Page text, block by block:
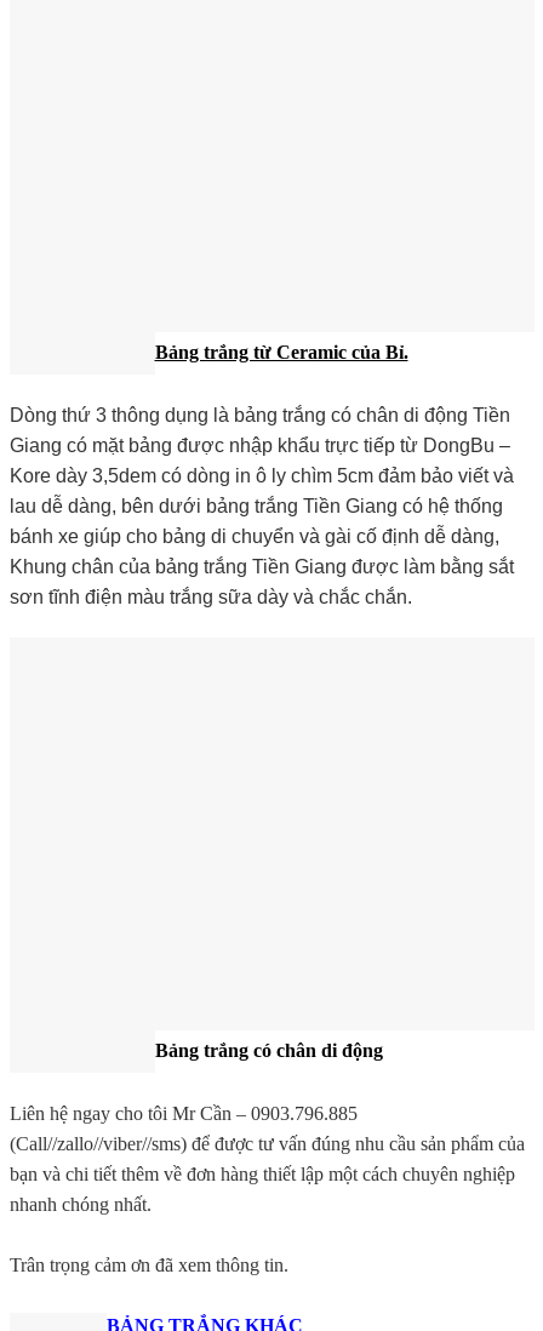
Bảng trắng từ Ceramic của Bỉ.
Dòng thứ 3 thông dụng là bảng trắng có chân di động Tiền
Giang có mặt bảng được nhập khẩu trực tiếp từ DongBu –
Kore dày 3,5dem có dòng in ô ly chìm 5cm đảm bảo viết và
lau dễ dàng, bên dưới bảng trắng Tiền Giang có hệ thống
bánh xe giúp cho bảng di chuyển và gài cố định dễ dàng,
Khung chân của bảng trắng Tiền Giang được làm bằng sắt
sơn tĩnh điện màu trắng sữa dày và chắc chắn.
Bảng trắng có chân di động
Liên hệ ngay cho tôi Mr Cần – 0903.796.885
(Call//zallo//viber//sms) để được tư vấn đúng nhu cầu sản phẩm của
bạn và chi tiết thêm về đơn hàng thiết lập một cách chuyên nghiệp
nhanh chóng nhất.
Trân trọng cảm ơn đã xem thông tin.
BẢNG TRẮNG KHÁC